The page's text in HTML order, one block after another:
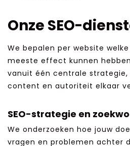
Onze SEO-
We bepalen per website
meeste effect kunnen
vanuit één centrale
content en autoriteit elkaar
SEO-strategie en
We onderzoeken hoe jouw
vragen en problemen achter